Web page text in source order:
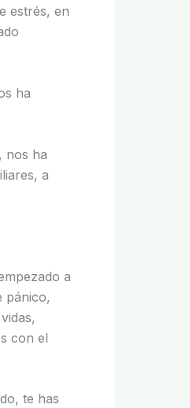
estrés, en
ha
nos ha
a
a
pánico,
con el
te has